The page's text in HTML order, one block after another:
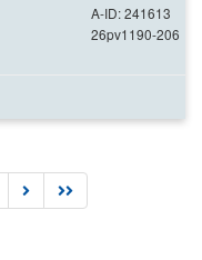
A-ID: 241613
26pv1190-206